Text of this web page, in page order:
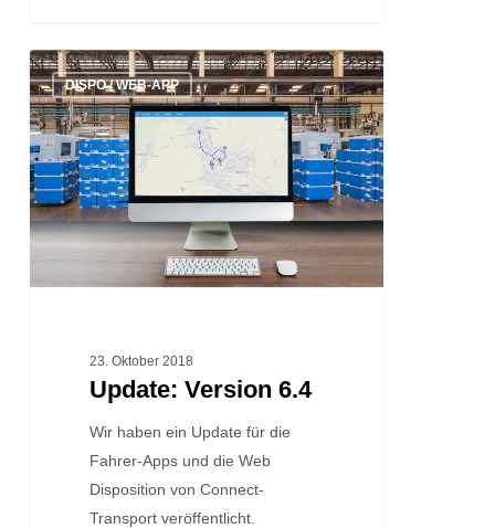
Update:
Version
6.4
DISPO / WEB-APP
23. Oktober 2018
Update: Version 6.4
Wir haben ein Update für die
Fahrer-Apps und die Web
Disposition von Connect-
Transport veröffentlicht.